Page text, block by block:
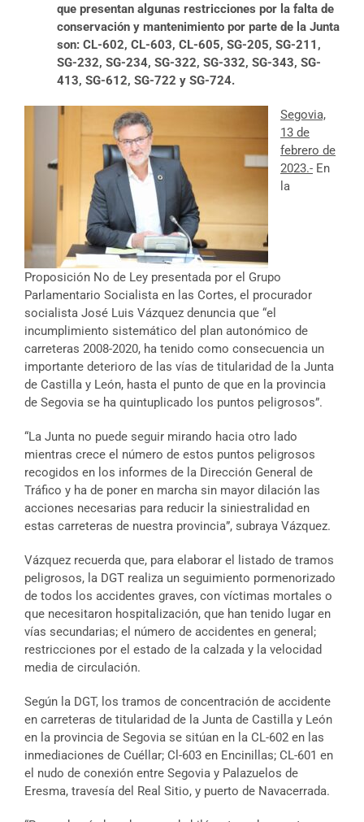
que presentan algunas restricciones por la falta de
conservación y mantenimiento por parte de la Junta
son: CL-602, CL-603, CL-605, SG-205, SG-211,
SG-232, SG-234, SG-322, SG-332, SG-343, SG-
413, SG-612, SG-722 y SG-724.
Segovia,
13 de
febrero de
2023.- En
la
Proposición No de Ley presentada por el Grupo
Parlamentario Socialista en las Cortes, el procurador
socialista José Luis Vázquez denuncia que “el
incumplimiento sistemático del plan autonómico de
carreteras 2008-2020, ha tenido como consecuencia un
importante deterioro de las vías de titularidad de la Junta
de Castilla y León, hasta el punto de que en la provincia
de Segovia se ha quintuplicado los puntos peligrosos”.
“La Junta no puede seguir mirando hacia otro lado
mientras crece el número de estos puntos peligrosos
recogidos en los informes de la Dirección General de
Tráfico y ha de poner en marcha sin mayor dilación las
acciones necesarias para reducir la siniestralidad en
estas carreteras de nuestra provincia”, subraya Vázquez.
Vázquez recuerda que, para elaborar el listado de tramos
peligrosos, la DGT realiza un seguimiento pormenorizado
de todos los accidentes graves, con víctimas mortales o
que necesitaron hospitalización, que han tenido lugar en
vías secundarias; el número de accidentes en general;
restricciones por el estado de la calzada y la velocidad
media de circulación.
Según la DGT, los tramos de concentración de accidente
en carreteras de titularidad de la Junta de Castilla y León
en la provincia de Segovia se sitúan en la CL-602 en las
inmediaciones de Cuéllar; Cl-603 en Encinillas; CL-601 en
el nudo de conexión entre Segovia y Palazuelos de
Eresma, travesía del Real Sitio, y puerto de Navacerrada.